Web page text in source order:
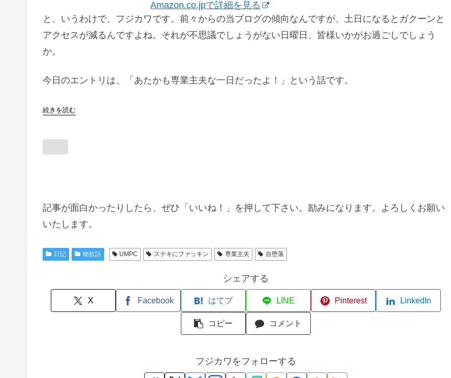
Amazon.co.jpで詳細を見る
と、いうわけで、フジカワです。前々からの当ブログの傾向なんですが、土日になるとガクーンと
アクセスが減るんですよね。それが不思議でしょうがない日曜日、皆様いかがお過ごしでしょう
か。
今日のエントリは、「あたかも専業主夫な一日だったよ！」という話です。
続きを読む
記事が面白かったりしたら、ぜひ「いいね！」を押して下さい。励みになります。よろしくお願い
いたします。
日記 物欲話 UMPC ステキにファッキン 専業主夫 自堕落
シェアする
X Facebook はてブ LINE Pinterest LinkedIn
コピー コメント
フジカワをフォローする